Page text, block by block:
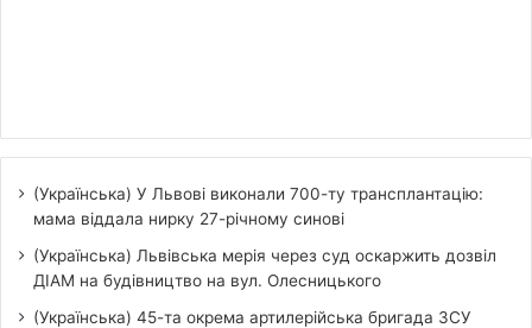
(Українська) У Львові виконали 700-ту трансплантацію:
мама віддала нирку 27-річному синові
(Українська) Львівська мерія через суд оскаржить дозвіл
ДІАМ на будівництво на вул. Олесницького
(Українська) 45-та окрема артилерійська бригада ЗСУ